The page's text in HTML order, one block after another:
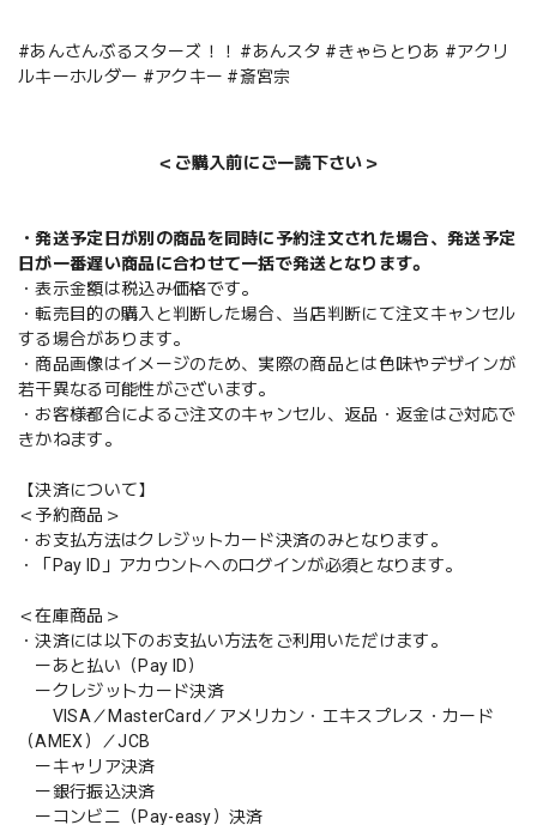
#あんさんぶるスターズ！！ #あんスタ #きゃらとりあ #アクリ
ルキーホルダー #アクキー #斎宮宗
＜ご購入前にご一読下さい＞
・発送予定日が別の商品を同時に予約注文された場合、発送予定
日が一番遅い商品に合わせて一括で発送となります。
・表示金額は税込み価格です。
・転売目的の購入と判断した場合、当店判断にて注文キャンセル
する場合があります。
・商品画像はイメージのため、実際の商品とは色味やデザインが
若干異なる可能性がございます。
・お客様都合によるご注文のキャンセル、返品・返金はご対応で
きかねます。
【決済について】
＜予約商品＞
・お支払方法はクレジットカード決済のみとなります。
・「Pay ID」アカウントへのログインが必須となります。
＜在庫商品＞
・決済には以下のお支払い方法をご利用いただけます。
ーあと払い（Pay ID）
ークレジットカード決済
VISA／MasterCard／アメリカン・エキスプレス・カード
（AMEX）／JCB
ーキャリア決済
ー銀行振込決済
ーコンビニ（Pay-easy）決済